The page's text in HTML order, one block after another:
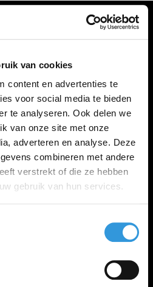
van cookies
content en advertenties te
voor social media te bieden
te analyseren. Ook delen we
van onze site met onze
adverteren en analyse. Deze
combineren met andere
verstrekt of die ze hebben
gebruik van hun services.